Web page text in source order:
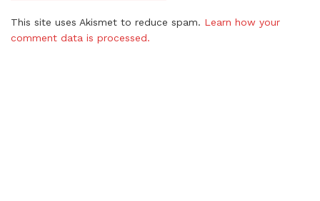
This site uses Akismet to reduce spam. Learn how your
comment data is processed.